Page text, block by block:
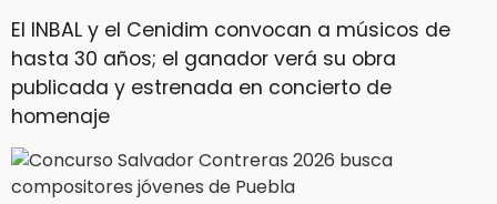
El INBAL y el Cenidim convocan a músicos de
hasta 30 años; el ganador verá su obra
publicada y estrenada en concierto de
homenaje